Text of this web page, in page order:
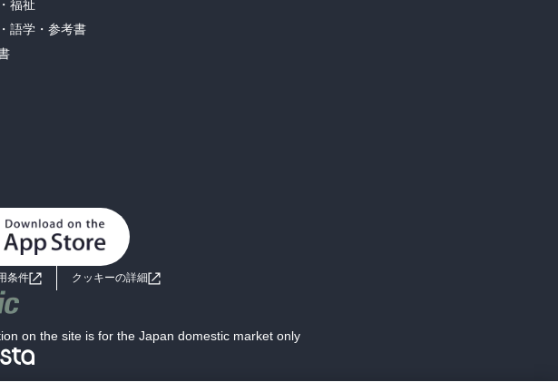
福祉
語学・参考書
条件 クッキーの詳細
on the site is for the Japan domestic market only